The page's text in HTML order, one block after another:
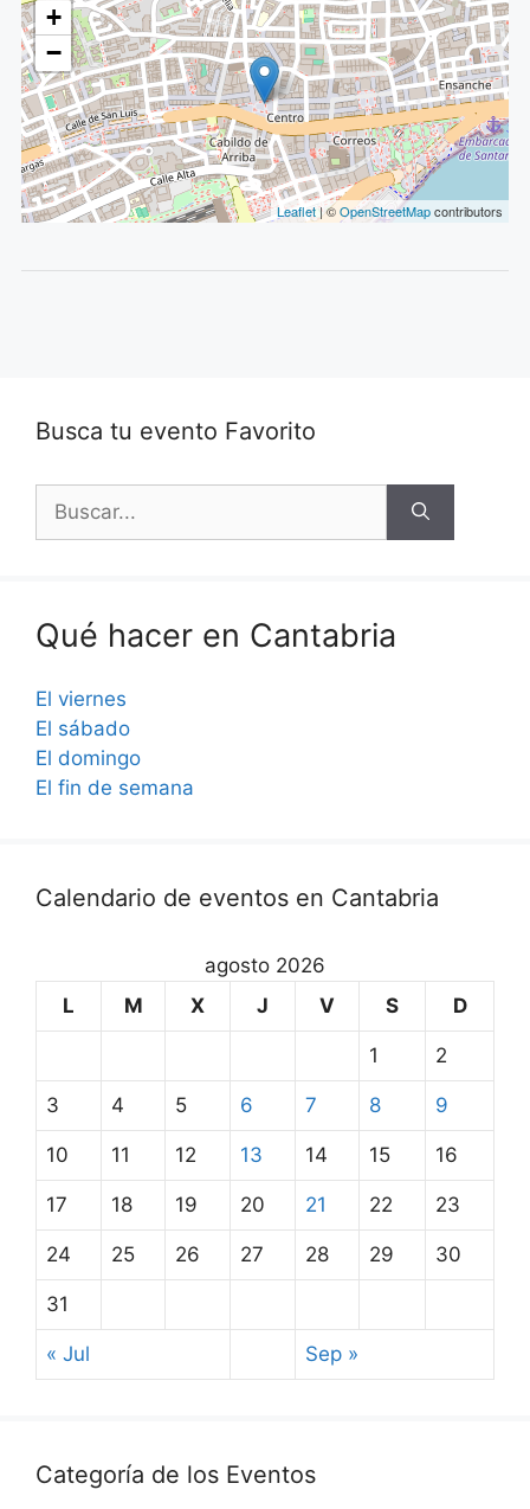
+
−
Leaflet| ©OpenStreetMapcontributors
Busca tu evento Favorito
Qué hacer en Cantabria
El viernes
El sábado
El domingo
El fin de semana
Calendario de eventos en Cantabria
agosto 2026
L
M X J V S D
1 2
3 4 5 6 7 8 9
10 11 12 13 14 15 16
17 18 19 20 21 22 23
24 25 26 27 28 29 30
31
« Jul Sep »
Categoría de los Eventos